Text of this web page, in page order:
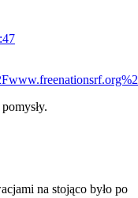
na stojąco było po